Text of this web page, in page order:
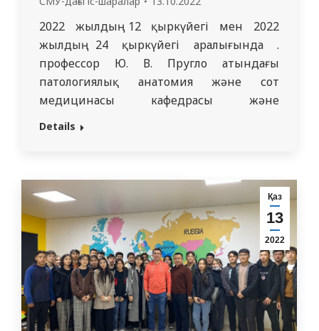
2022 жылдың 12 қыркүйегі мен 2022
жылдың 24 қыркүйегі аралығында .
профессор Ю. В. Пругло атындағы
патологиялық анатомия және сот
медицинасы кафедрасы және
психиатрия кафедрасы, ҚР ӘМ ОСЭ Абай
филиалы РМҚК базасында “Мейіргер ісі”
мамандығы бойынша Қазақстан
Республикасының әртүрлі қалаларынан
келген медбикелердің біліктілігін
арттыру…
Details
Қаз
13
2022